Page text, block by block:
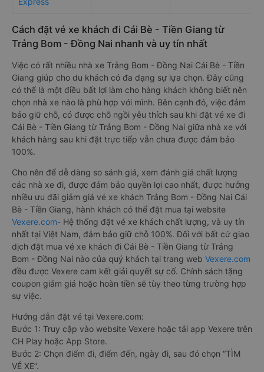
Cách đặt vé xe khách đi Cái Bè - Tiền Giang từ
Trảng Bom - Đồng Nai nhanh và uy tín nhất
Việc có rất nhiều nhà xe Trảng Bom - Đồng Nai Cái Bè - Tiền
Giang giúp cho du khách có đa dạng sự lựa chọn. Đây cũng
có thể là một điều bất lợi làm cho hàng khách không biết nên
chọn nhà xe nào là phù hợp với mình. Bên cạnh đó, việc đảm
bảo giữ chỗ, có được chỗ ngồi yêu thích sau khi đặt vé xe đi
Cái Bè - Tiền Giang từ Trảng Bom - Đồng Nai giữa nhà xe với
khách hàng sau khi đặt trực tiếp vẫn chưa được đảm bảo
100%.
Cho nên để dễ dàng so sánh giá, xem đánh giá chất lượng
các nhà xe đi, được đảm bảo quyền lợi cao nhất, được hưởng
nhiều ưu đãi giảm giá vé xe khách Trảng Bom - Đồng Nai Cái
Bè - Tiền Giang, hành khách có thể đặt mua tại website
Vexere.com- Hệ thống đặt vé xe khách chất lượng, và uy tín
nhất tại Việt Nam, đảm bảo giữ chỗ 100%. Đối với bất cứ giao
dịch đặt mua vé xe khách đi Cái Bè - Tiền Giang từ Trảng
Bom - Đồng Nai nào của quý khách tại trang web Vexere.com
đều được Vexere cam kết giải quyết sự cố. Chính sách tặng
coupon giảm giá hoặc hoàn tiền sẽ tùy theo từng trường hợp
sự việc.
Hướng dẫn đặt vé tại Vexere.com:
Bước 1: Truy cập vào website Vexere hoặc tải app Vexere trên
CH Play hoặc App Store.
Bước 2: Chọn điểm đi, điểm đến, ngày đi, sau đó chọn “TÌM
VÉ XE”.